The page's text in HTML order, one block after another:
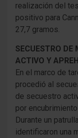
realización del
positivo para
27,7 gramos.
SECUESTRO DE
ACTIVO Y
En el marco de
procedió al
de secuestro
por
Durante un
identificaron una